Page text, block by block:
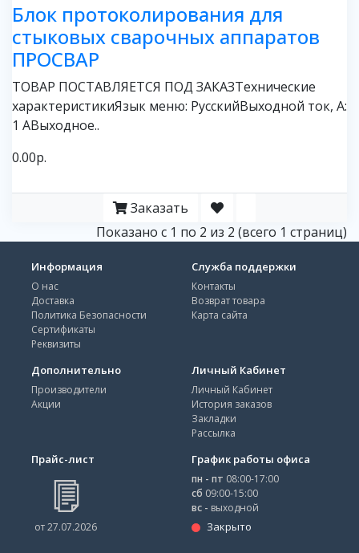
Блок протоколирования для
стыковых сварочных аппаратов
ПРОСВАР
ТОВАР ПОСТАВЛЯЕТСЯ ПОД ЗАКАЗТехнические
характеристикиЯзык меню: РусскийВыходной ток, А:
1 АВыходное..
0.00р.
Заказать
Показано с 1 по 2 из 2 (всего 1 страниц)
Информация
О нас
Доставка
Политика Безопасности
Сертификаты
Реквизиты
Служба поддержки
Контакты
Возврат товара
Карта сайта
Дополнительно
Производители
Акции
Личный Кабинет
Личный Кабинет
История заказов
Закладки
Рассылка
Прайс-лист
от 27.07.2026
График работы офиса
пн - пт 08:00-17:00
сб 09:00-15:00
вс - выходной
Закрыто